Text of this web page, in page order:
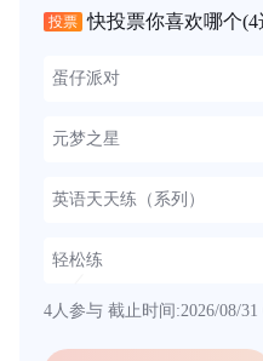
投票 快投票你喜欢哪个(4
蛋仔派对
元梦之星
英语天天练（系列）
轻松练
4人参与 截止时间:2026/08/31